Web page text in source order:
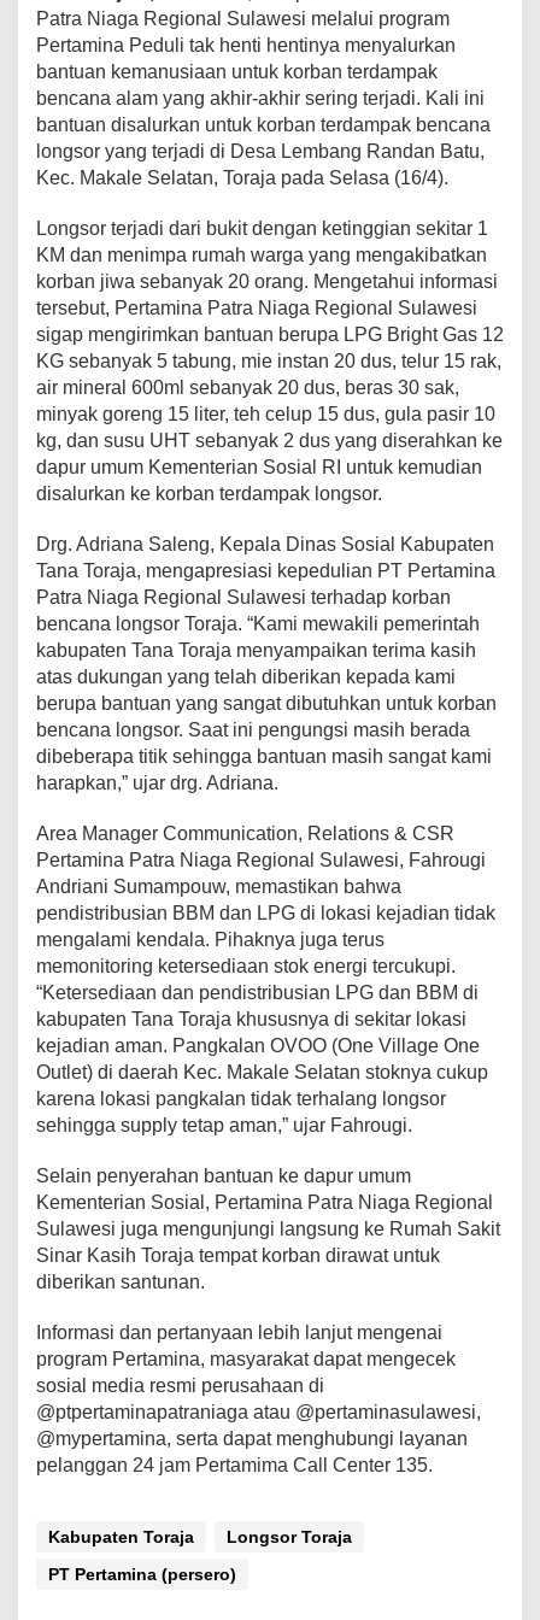
g
a
S
a
l
u
k
n
B
a
n
t
u
a
n
U
t
u
k
o
b
a
n
T
e
r
d
a
m
p
B
e
n
c
n
a
L
o
n
g
s
o
r
r
a
j
a
Patra Niaga Regional Sulawesi melalui program
Pertamina Peduli tak henti hentinya menyalurkan
bantuan kemanusiaan untuk korban terdampak
bencana alam yang akhir-akhir sering terjadi. Kali ini
bantuan disalurkan untuk korban terdampak bencana
longsor yang terjadi di Desa Lembang Randan Batu,
Kec. Makale Selatan, Toraja pada Selasa (16/4).
Longsor terjadi dari bukit dengan ketinggian sekitar 1
KM dan menimpa rumah warga yang mengakibatkan
korban jiwa sebanyak 20 orang. Mengetahui informasi
tersebut, Pertamina Patra Niaga Regional Sulawesi
sigap mengirimkan bantuan berupa LPG Bright Gas 12
KG sebanyak 5 tabung, mie instan 20 dus, telur 15 rak,
air mineral 600ml sebanyak 20 dus, beras 30 sak,
minyak goreng 15 liter, teh celup 15 dus, gula pasir 10
kg, dan susu UHT sebanyak 2 dus yang diserahkan ke
dapur umum Kementerian Sosial RI untuk kemudian
disalurkan ke korban terdampak longsor.
Drg. Adriana Saleng, Kepala Dinas Sosial Kabupaten
Tana Toraja, mengapresiasi kepedulian PT Pertamina
Patra Niaga Regional Sulawesi terhadap korban
bencana longsor Toraja. “Kami mewakili pemerintah
kabupaten Tana Toraja menyampaikan terima kasih
atas dukungan yang telah diberikan kepada kami
berupa bantuan yang sangat dibutuhkan untuk korban
bencana longsor. Saat ini pengungsi masih berada
dibeberapa titik sehingga bantuan masih sangat kami
harapkan,” ujar drg. Adriana.
Area Manager Communication, Relations & CSR
Pertamina Patra Niaga Regional Sulawesi, Fahrougi
Andriani Sumampouw, memastikan bahwa
pendistribusian BBM dan LPG di lokasi kejadian tidak
mengalami kendala. Pihaknya juga terus
memonitoring ketersediaan stok energi tercukupi.
“Ketersediaan dan pendistribusian LPG dan BBM di
kabupaten Tana Toraja khususnya di sekitar lokasi
kejadian aman. Pangkalan OVOO (One Village One
Outlet) di daerah Kec. Makale Selatan stoknya cukup
karena lokasi pangkalan tidak terhalang longsor
sehingga supply tetap aman,” ujar Fahrougi.
Selain penyerahan bantuan ke dapur umum
Kementerian Sosial, Pertamina Patra Niaga Regional
Sulawesi juga mengunjungi langsung ke Rumah Sakit
Sinar Kasih Toraja tempat korban dirawat untuk
diberikan santunan.
Informasi dan pertanyaan lebih lanjut mengenai
program Pertamina, masyarakat dapat mengecek
sosial media resmi perusahaan di
@ptpertaminapatraniaga atau @pertaminasulawesi,
@mypertamina, serta dapat menghubungi layanan
pelanggan 24 jam Pertamima Call Center 135.
Kabupaten Toraja
Longsor Toraja
PT Pertamina (persero)